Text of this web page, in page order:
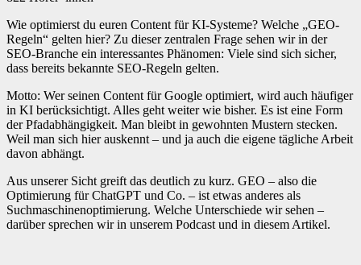
Wie optimierst du euren Content für KI-Systeme? Welche „GEO-
Regeln“ gelten hier? Zu dieser zentralen Frage sehen wir in der
SEO-Branche ein interessantes Phänomen: Viele sind sich sicher,
dass bereits bekannte SEO-Regeln gelten.
Motto: Wer seinen Content für Google optimiert, wird auch häufiger
in KI berücksichtigt. Alles geht weiter wie bisher. Es ist eine Form
der Pfadabhängigkeit. Man bleibt in gewohnten Mustern stecken.
Weil man sich hier auskennt – und ja auch die eigene tägliche Arbeit
davon abhängt.
Aus unserer Sicht greift das deutlich zu kurz. GEO – also die
Optimierung für ChatGPT und Co. – ist etwas anderes als
Suchmaschinenoptimierung. Welche Unterschiede wir sehen –
darüber sprechen wir in unserem Podcast und in diesem Artikel.